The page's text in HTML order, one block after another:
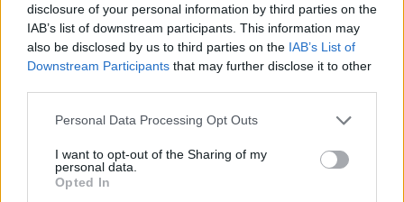
disclosure of your personal information by third parties on the
IAB’s list of downstream participants. This information may
also be disclosed by us to third parties on the IAB’s List of
Downstream Participants that may further disclose it to other
Please note that this website/app uses one or more Google
not limited to your visit or usage behaviour. You may click to
grant or deny consent to Google and its third-party tags to
use your data for below specified purposes in below Google
Personal Data Processing Opt Outs
I want to opt-out of the Sharing of my
personal data.
Opted In
Το FIAT 500 Hybrid τώρα
Ατρόμητος και Novibet